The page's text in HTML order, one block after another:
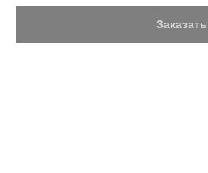
Заказать